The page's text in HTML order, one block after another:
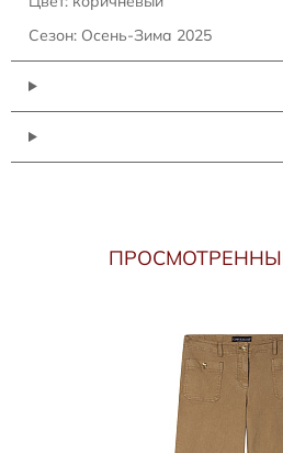
Сезон: Осень-Зима 2025